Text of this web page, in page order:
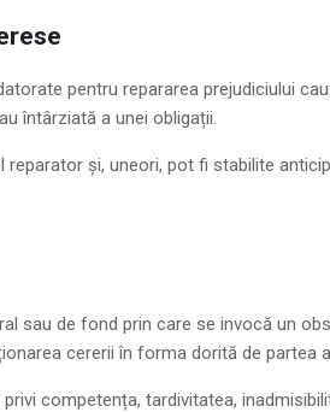
pentru repararea prejudiciului
întârziată a unei obligații.
reparator și, uneori, pot fi stabilite
sau de fond prin care se invocă un
cererii în forma dorită de partea
competența, tardivitatea,